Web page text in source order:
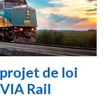
de loi
Rail